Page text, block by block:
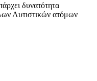
δυνατότητα
Αυτιστικών ατόμων